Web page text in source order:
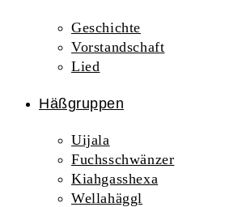
Geschichte
Vorstandschaft
Lied
Häßgruppen
Uijala
Fuchsschwänzer
Kiahgasshexa
Wellahäggl